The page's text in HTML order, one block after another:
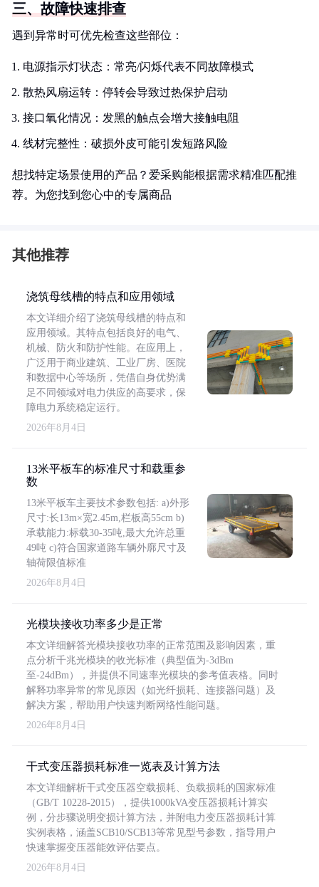
三、故障快速排查
遇到异常时可优先检查这些部位：
电源指示灯状态：常亮/闪烁代表不同故障模式
散热风扇运转：停转会导致过热保护启动
接口氧化情况：发黑的触点会增大接触电阻
线材完整性：破损外皮可能引发短路风险
想找特定场景使用的产品？爱采购能根据需求精准匹配推
荐。为您找到您心中的专属商品
其他推荐
浇筑母线槽的特点和应用领域
本文详细介绍了浇筑母线槽的特点和
应用领域。其特点包括良好的电气、
机械、防火和防护性能。在应用上，
广泛用于商业建筑、工业厂房、医院
和数据中心等场所，凭借自身优势满
足不同领域对电力供应的高要求，保
障电力系统稳定运行。
2026年8月4日
13米平板车的标准尺寸和载重参
数
13米平板车主要技术参数包括: a)外形
尺寸:长13m×宽2.45m,栏板高55cm b)
承载能力:标载30-35吨,最大允许总重
49吨 c)符合国家道路车辆外廓尺寸及
轴荷限值标准
2026年8月4日
光模块接收功率多少是正常
本文详细解答光模块接收功率的正常范围及影响因素，重
点分析千兆光模块的收光标准（典型值为-3dBm
至-24dBm），并提供不同速率光模块的参考值表格。同时
解释功率异常的常见原因（如光纤损耗、连接器问题）及
解决方案，帮助用户快速判断网络性能问题。
2026年8月4日
干式变压器损耗标准一览表及计算方法
本文详细解析干式变压器空载损耗、负载损耗的国家标准
（GB/T 10228-2015），提供1000kVA变压器损耗计算实
例，分步骤说明变损计算方法，并附电力变压器损耗计算
实例表格，涵盖SCB10/SCB13等常见型号参数，指导用户
快速掌握变压器能效评估要点。
2026年8月4日